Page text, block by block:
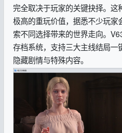
完全取决于玩家的关键抉择。这
极高的重玩价值，据悉不少玩家
索不同选择带来的世界走向。
存档系统，支持三大主线结局一
隐藏剧情与特殊内容。